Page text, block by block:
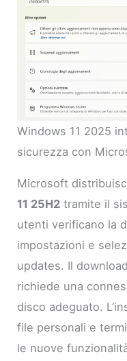
Windows 11 2025
sicurezza con
Microsoft
11 25H2 tramite il
utenti verificano la
impostazioni e
updates. Il
richiede una
disco adeguato.
file personali e
le nuove